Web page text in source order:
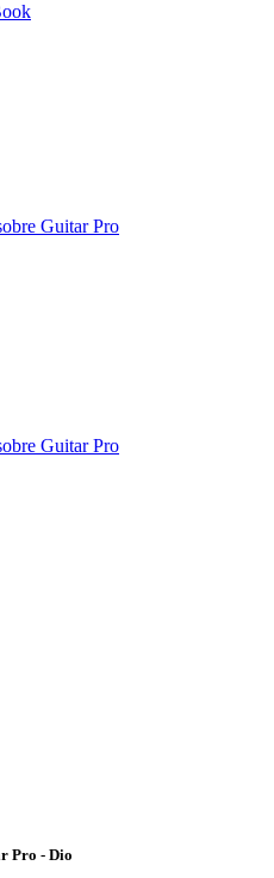
Guitar Pro
Guitar Pro
Pro - Dio